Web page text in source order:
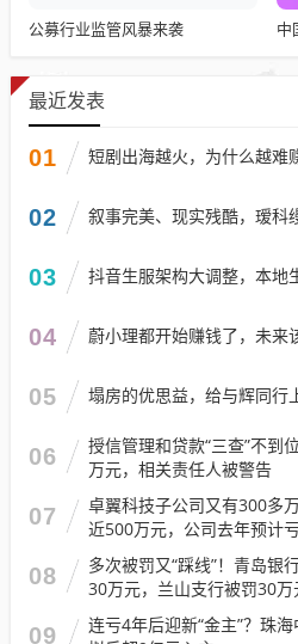
公募行业监管风暴来袭
最近发表
01 短剧出海越火，为什么越难
02 叙事完美、现实残酷，瑷科
03 抖音生服架构大调整，本地
04 蔚小理都开始赚钱了，未来
05 塌房的优思益，给与辉同行
06
授信管理和贷款“三查”不到
万元，相关责任人被警告
07
卓翼科技子公司又有300多
近500万元，公司去年预计
08
多次被罚又“踩线”！青岛银
30万元，兰山支行被罚30万
09
连亏4年后迎新“金主”？珠